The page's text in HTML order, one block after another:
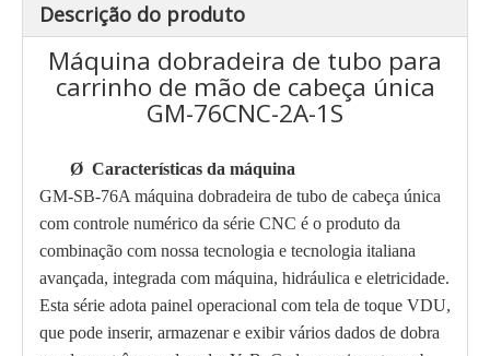
Descrição do produto
Máquina dobradeira de tubo para
carrinho de mão de cabeça única
GM-76CNC-2A-1S
Ø Características da máquina
GM-SB-76A máquina dobradeira de tubo de cabeça única
com controle numérico da série CNC é o produto da
combinação com nossa tecnologia e tecnologia italiana
avançada, integrada com máquina, hidráulica e eletricidade.
Esta série adota painel operacional com tela de toque VDU,
que pode inserir, armazenar e exibir vários dados de dobra